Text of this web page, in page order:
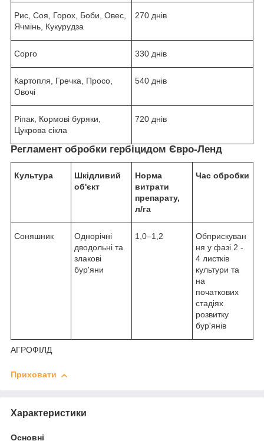
Рис, Соя, Горох, Боби, Овес,
Ячмінь, Кукурудза
270 днів
Сорго 330 днів
Картопля, Гречка, Просо,
Овочі
540 днів
Ріпак, Кормові буряки,
Цукрова сікла
720 днів
Регламент обробки гербіцидом Євро-Ленд
Культура
Шкідливий
об'єкт
Норма
витрати
препарату,
л/га
Час обробки
Соняшник
Однорічні
дводольні та
злакові
бур'яни
1,0–1,2
Обприскуван
ня у фазі 2 -
4 листків
культури та
на
початкових
стадіях
розвитку
бур'янів
АГРОФІЛД
Приховати
Характеристики
Основні